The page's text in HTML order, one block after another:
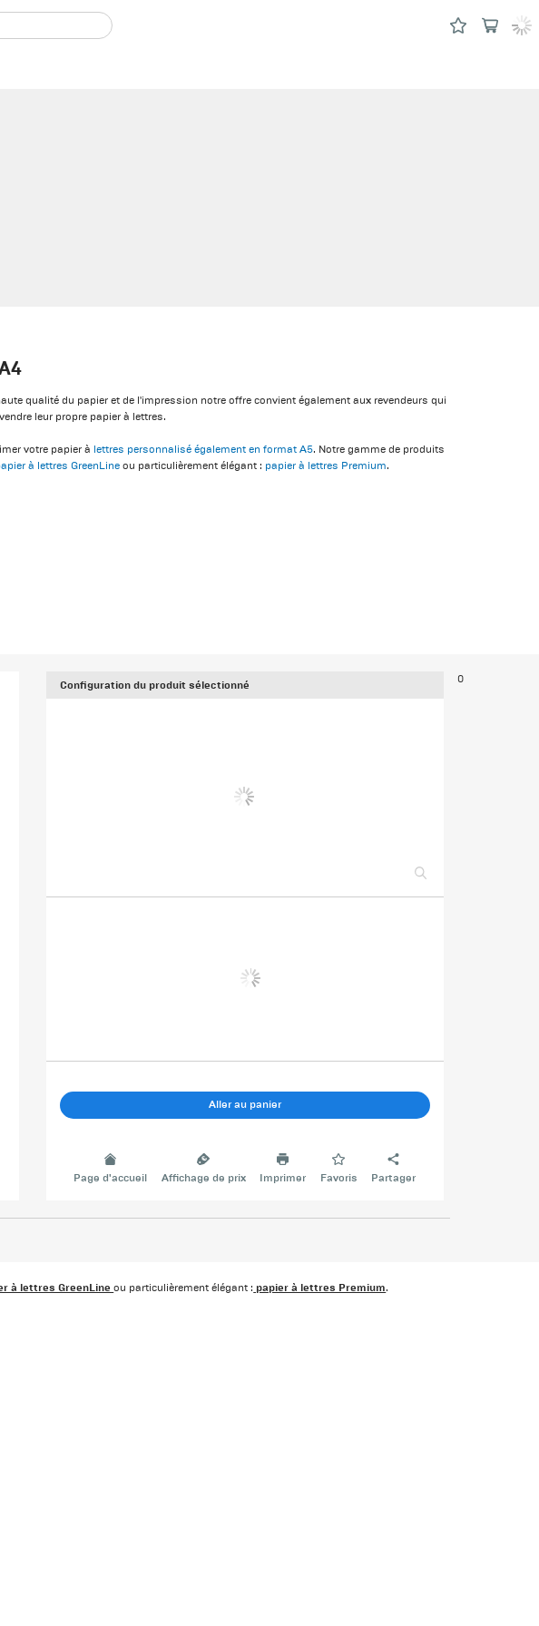
qualité du papier et de l'impression notre offre convient également aux revendeurs qui
leur propre papier à lettres.
votre papier à lettres personnalisé également en format A5. Notre gamme de produits
à lettres GreenLine ou particulièrement élégant : papier à lettres Premium.
Configuration du produit sélectionné
Aller au panier
Page d'accueil Affichage de prix Imprimer Favoris Partager
0
à lettres GreenLineou particulièrement élégant : papier à lettres Premium.